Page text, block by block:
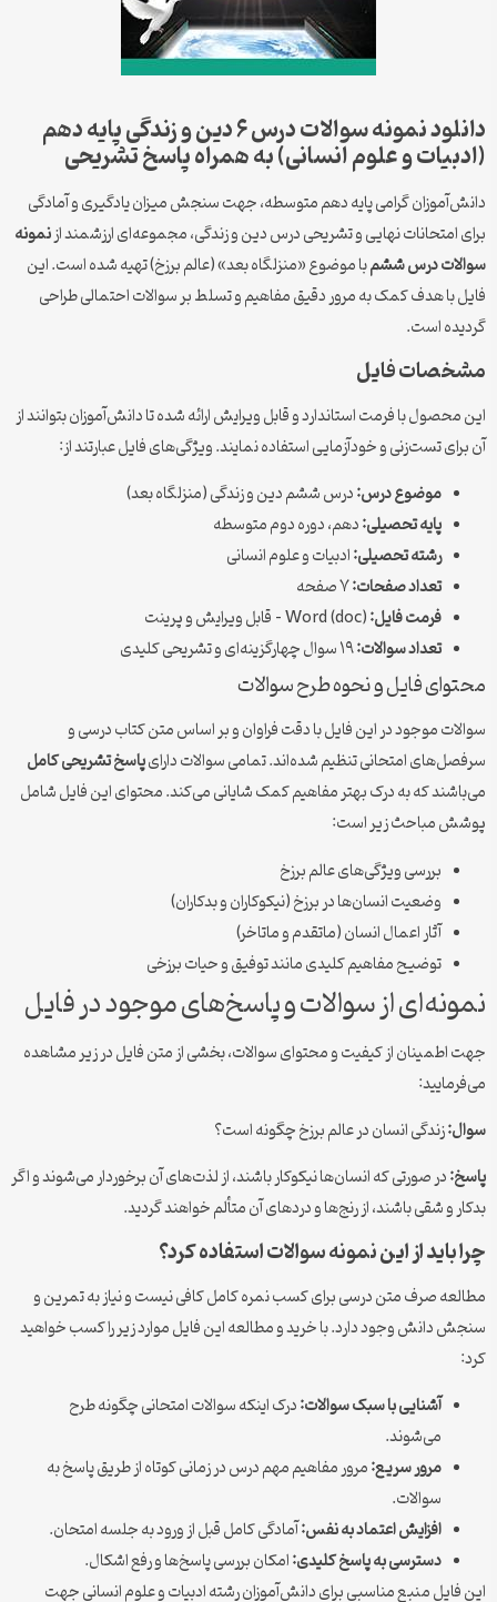
دانلود نمونه سوالات درس ۶ دین و زندگی پایه دهم
(ادبیات و علوم انسانی) به همراه پاسخ تشریحی
دانش‌آموزان گرامی پایه دهم متوسطه، جهت سنجش میزان یادگیری و آمادگی
برای امتحانات نهایی و تشریحی درس دین و زندگی، مجموعه‌ای ارزشمند ازنمونه
سوالات درس ششمبا موضوع «منزلگاه بعد» (عالم برزخ) تهیه شده است. این
فایل با هدف کمک به مرور دقیق مفاهیم و تسلط بر سوالات احتمالی طراحی
گردیده است.
مشخصات فایل
این محصول با فرمت استاندارد و قابل ویرایش ارائه شده تا دانش‌آموزان بتوانند از
آن برای تست‌زنی و خودآزمایی استفاده نمایند. ویژگی‌های فایل عبارتند از:
موضوع درس:درس ششم دین و زندگی (منزلگاه بعد)
پایه تحصیلی:دهم، دوره دوم متوسطه
رشته تحصیلی:ادبیات و علوم انسانی
تعداد صفحات:
فرمت فایل:
تعداد سوالات:
محتوای فایل و نحوه طرح سوالات
سوالات موجود در این فایل با دقت فراوان و بر اساس متن کتاب درسی و
سرفصل‌های امتحانی تنظیم شده‌اند. تمامی سوالات دارایپاسخ تشریحی کامل
می‌باشند که به درک بهتر مفاهیم کمک شایانی می‌کند. محتوای این فایل شامل
پوشش مباحث زیر است:
بررسی ویژگی‌های عالم برزخ
وضعیت انسان‌ها در برزخ (نیکوکاران و بدکاران)
آثار اعمال انسان (ماتقدم و ماتاخر)
توضیح مفاهیم کلیدی مانند توفیق و حیات برزخی
نمونه‌ای از سوالات و پاسخ‌های موجود در فایل
جهت اطمینان از کیفیت و محتوای سوالات، بخشی از متن فایل در زیر مشاهده
می‌فرمایید:
سوال:زندگی انسان در عالم برزخ چگونه است؟
پاسخ:در صورتی که انسان‌ها نیکوکار باشند، از لذت‌های آن برخوردار می‌شوند و اگر
بدکار و شقی باشند، از رنج‌ها و دردهای آن متألم خواهند گردید.
چرا باید از این نمونه سوالات استفاده کرد؟
مطالعه صرف متن درسی برای کسب نمره کامل کافی نیست و نیاز به تمرین و
سنجش دانش وجود دارد. با خرید و مطالعه این فایل موارد زیر را کسب خواهید
کرد:
آشنایی با سبک سوالات:درک اینکه سوالات امتحانی چگونه طرح
می‌شوند.
مرور سریع:مرور مفاهیم مهم درس در زمانی کوتاه از طریق پاسخ به
سوالات.
افزایش اعتماد به نفس:آمادگی کامل قبل از ورود به جلسه امتحان.
دسترسی به پاسخ کلیدی:امکان بررسی پاسخ‌ها و رفع اشکال.
این فایل منبع مناسبی برای دانش‌آموزان رشته ادبیات و علوم انسانی جهت